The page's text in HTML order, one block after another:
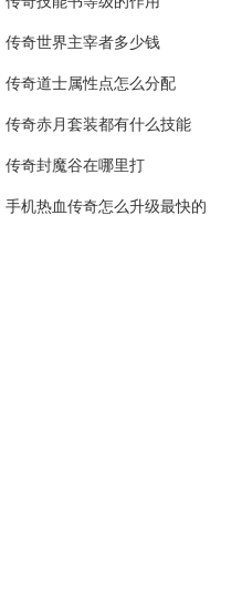
传奇世界主宰者多少钱
传奇道士属性点怎么分配
传奇赤月套装都有什么技能
传奇封魔谷在哪里打
手机热血传奇怎么升级最快的